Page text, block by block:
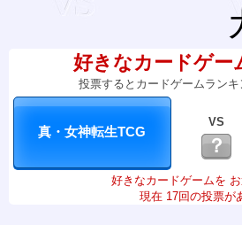
好きなカードゲー
投票するとカードゲームランキ
VS
？
好きなカードゲームを お
現在 17回の投票が